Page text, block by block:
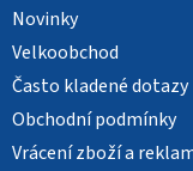
Novinky
Velkoobchod
Často kladené dotazy
Obchodní podmínky
Vrácení zboží a